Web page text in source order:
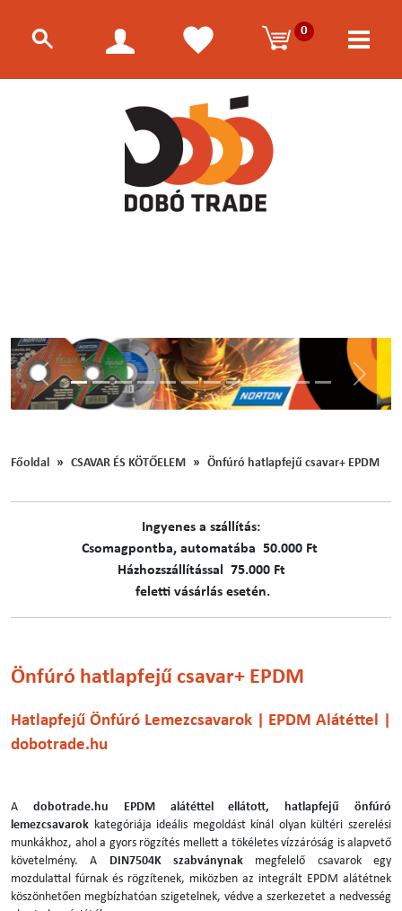
0
Előző
Főoldal CSAVAR ÉS KÖTŐELEM Önfúró hatlapfejű csavar+ EPDM
Ingyenes a szállítás:
C​​​somagpontba, automatába 50.000 Ft
Házhozszállítással 75.000 Ft
feletti vásárlás esetén.
Önfúró hatlapfejű csavar+ EPDM
Hatlapfejű Önfúró Lemezcsavarok | EPDM Alátéttel |
dobotrade.hu
A dobotrade.hu
EPDM alátéttel ellátott, hatlapfejű önfúró
lemezcsavarok kategóriája ideális megoldást kínál olyan kültéri szerelési
munkákhoz, ahol a gyors rögzítés mellett a tökéletes vízzáróság is alapvető
követelmény. A
DIN7504K szabványnak megfelelő csavarok egy
mozdulattal fúrnak és rögzítenek, miközben az integrált EPDM alátétnek
köszönhetően megbízhatóan szigetelnek, védve a szerkezetet a nedvesség